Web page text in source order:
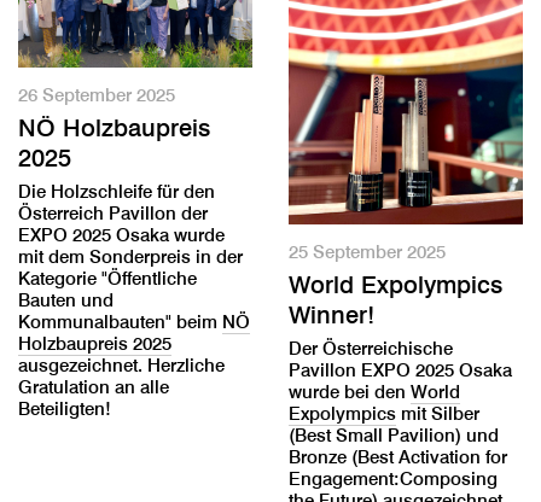
26 September 2025
NÖ Holzbaupreis
2025
Die Holzschleife für den
Österreich Pavillon der
EXPO 2025 Osaka wurde
mit dem Sonderpreis in der
Kategorie "Öffentliche
Bauten und
Kommunalbauten" beim NÖ
Holzbaupreis 2025
ausgezeichnet. Herzliche
Gratulation an alle
Beteiligten!
25 September 2025
World Expolympics
Winner!
Der Österreichische
Pavillon EXPO 2025 Osaka
wurde bei den World
Expolympics mit Silber
(Best Small Pavilion) und
Bronze (Best Activation for
Engagement:Composing